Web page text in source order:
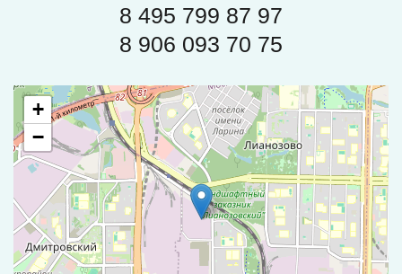
8 495 799 87 97
8 906 093 70 75
+
−